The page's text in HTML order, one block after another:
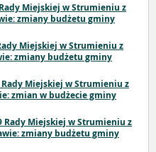
Miejskiej w Strumieniu z
zmiany budżetu gminy
Miejskiej w Strumieniu z
zmiany budżetu gminy
Rady Miejskiej w Strumieniu z
zmian w budżecie gminy
Rady Miejskiej w Strumieniu z
zmiany budżetu gminy